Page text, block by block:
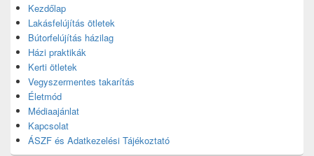
Kezdőlap
Lakásfelújítás ötletek
Bútorfelújítás házilag
Házi praktikák
Kerti ötletek
Vegyszermentes takarítás
Életmód
Médiaajánlat
Kapcsolat
ÁSZF és Adatkezelési Tájékoztató